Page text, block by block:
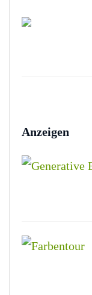
Anzeigen